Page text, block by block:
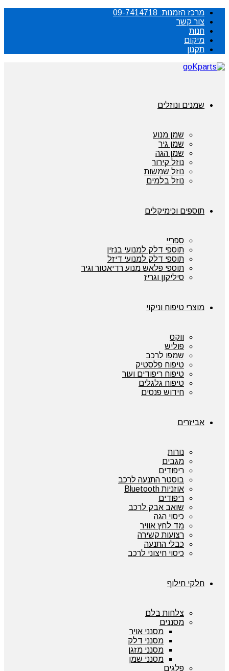
מרכז הזמנות: 09-7414718
צור קשר
חנות
מיקום
תקנון
שמנים ונוזלים
שמן מנוע
שמן גיר
שמן הגה
נוזל קירור
נוזל שמשות
נוזל בלמים
תוספים וכימיקלים
ספריי
תוספי דלק למנועי בנזין
תוספי דלק למנועי דיזל
תוספי פלאש מנוע רדיאטור וגיר
סיליקון וגריז
מוצרי טיפוח וניקוי
ווקס
פוליש
שמפו לרכב
טיפוח פלסטיק
טיפוח ריפודים ועור
טיפוח גלגלים
חידוש פנסים
אביזרים
נורות
מגבים
ריפודים
בוסטר התנעה לרכב
אוזניות Bluetooth
ריפודים
שואב אבק לרכב
כיסוי הגה
מד לחץ אוויר
רצועות קשירה
כבלי התנעה
כיסוי חיצוני לרכב
חלקי חילוף
צלחות בלם
מסננים
מסנני אויר
מסנני דלק
מסנני מזגן
מסנני שמן
פלגים